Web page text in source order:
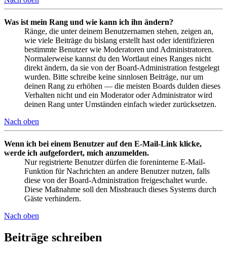
Was ist mein Rang und wie kann ich ihn ändern?
Ränge, die unter deinem Benutzernamen stehen, zeigen an,
wie viele Beiträge du bislang erstellt hast oder identifizieren
bestimmte Benutzer wie Moderatoren und Administratoren.
Normalerweise kannst du den Wortlaut eines Ranges nicht
direkt ändern, da sie von der Board-Administration festgelegt
wurden. Bitte schreibe keine sinnlosen Beiträge, nur um
deinen Rang zu erhöhen — die meisten Boards dulden dieses
Verhalten nicht und ein Moderator oder Administrator wird
deinen Rang unter Umständen einfach wieder zurücksetzen.
Nach oben
Wenn ich bei einem Benutzer auf den E-Mail-Link klicke,
werde ich aufgefordert, mich anzumelden.
Nur registrierte Benutzer dürfen die foreninterne E-Mail-
Funktion für Nachrichten an andere Benutzer nutzen, falls
diese von der Board-Administration freigeschaltet wurde.
Diese Maßnahme soll den Missbrauch dieses Systems durch
Gäste verhindern.
Nach oben
Beiträge schreiben